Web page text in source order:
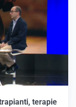
terapie